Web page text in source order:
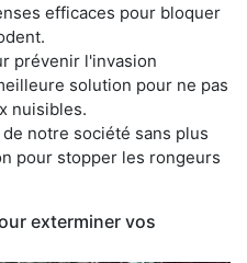
efficaces pour bloquer
prévenir l'invasion
solution pour ne pas
nuisibles.
notre société sans plus
pour stopper les rongeurs
exterminer vos